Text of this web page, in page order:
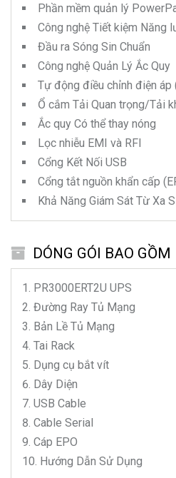
Phần mềm quản lý
Công nghệ Tiết kiệm Năng
Đầu ra Sóng Sin Chuẩn
Công nghệ Quản Lý Ắc Quy
Tự động điều chỉnh điện áp
Ổ cắm Tải Quan trọng/Tải
Ắc quy Có thể thay nóng
Lọc nhiễu EMI và RFI
Cổng Kết Nối USB
Cổng tắt nguồn khẩn cấp
Khả Năng Giám Sát Từ Xa
DÓNG GÓI BAO GỒM
PR3000ERT2U UPS
Đường Ray Tủ Mạng
Bản Lề Tủ Mạng
Tai Rack
Dụng cụ bắt vít
Dây Diện
USB Cable
Cable Serial
Cáp EPO
Hướng Dẫn Sử Dụng